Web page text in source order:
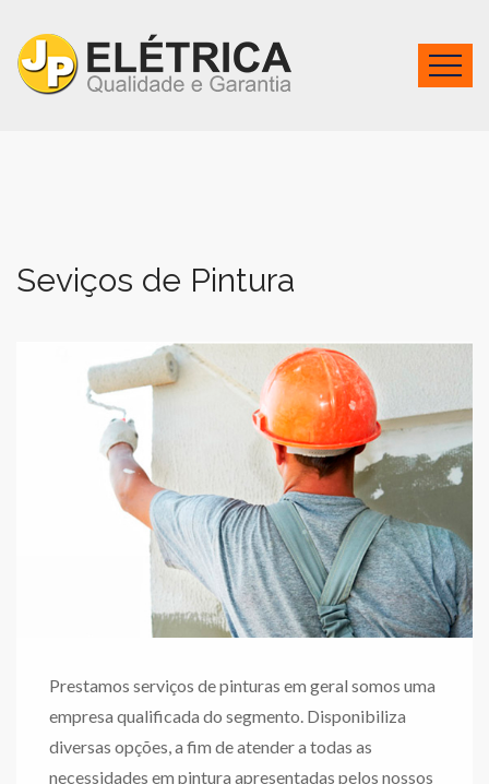
Seviços de Pintura
Prestamos serviços de pinturas em geral somos uma
empresa qualificada do segmento. Disponibiliza
diversas opções, a fim de atender a todas as
necessidades em pintura apresentadas pelos nossos